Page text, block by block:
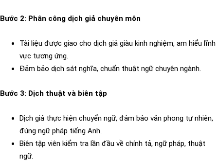
Bước 2: Phân công dịch giả chuyên môn
Tài liệu được giao cho dịch giả giàu kinh nghiệm, am hiểu lĩnh
vực tương ứng.
Đảm bảo dịch sát nghĩa, chuẩn thuật ngữ chuyên ngành.
Bước 3: Dịch thuật và biên tập
Dịch giả thực hiện chuyển ngữ, đảm bảo văn phong tự nhiên,
đúng ngữ pháp tiếng Anh.
Biên tập viên kiểm tra lần đầu về chính tả, ngữ pháp, thuật
ngữ.